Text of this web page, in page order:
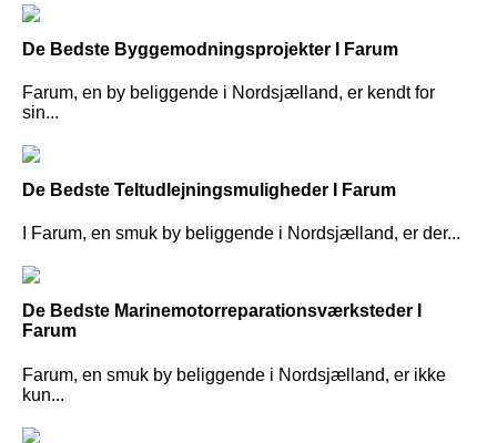
De Bedste Byggemodningsprojekter I Farum
Farum, en by beliggende i Nordsjælland, er kendt for
sin...
De Bedste Teltudlejningsmuligheder I Farum
I Farum, en smuk by beliggende i Nordsjælland, er der...
De Bedste Marinemotorreparationsværksteder I
Farum
Farum, en smuk by beliggende i Nordsjælland, er ikke
kun...